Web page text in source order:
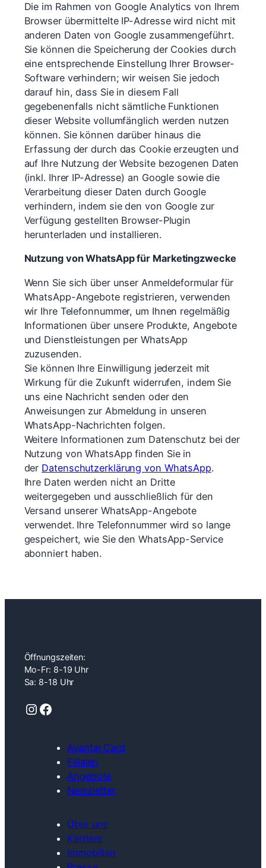
Die im Rahmen von Google Analytics von Ihrem
Browser übermittelte IP-Adresse wird nicht mit
anderen Daten von Google zusammengeführt.
Sie können die Speicherung der Cookies durch
eine entsprechende Einstellung Ihrer Browser-
Software verhindern; wir weisen Sie jedoch
darauf hin, dass Sie in diesem Fall
gegebenenfalls nicht sämtliche Funktionen
dieser Website vollumfänglich werden nutzen
können. Sie können darüber hinaus die
Erfassung der durch das Cookie erzeugten und
auf Ihre Nutzung der Website bezogenen Daten
(inkl. Ihrer IP-Adresse) an Google sowie die
Verarbeitung dieser Daten durch Google
verhindern, indem sie den von Google zur
Verfügung gestellten Browser-Plugin
herunterladen und installieren.
Nutzung von WhatsApp für Marketingzwecke
Wenn Sie sich über unser Anmeldeformular für
WhatsApp-Angebote registrieren, verwenden
wir Ihre Telefonnummer, um Ihnen regelmäßig
Informationen über unsere Produkte, Angebote
und Dienstleistungen per WhatsApp
zuzusenden.
Sie können Ihre Einwilligung jederzeit mit
Wirkung für die Zukunft widerrufen, indem Sie
uns eine Nachricht senden oder den
Anweisungen zur Abmeldung in unseren
WhatsApp-Nachrichten folgen.
Weitere Informationen zum Datenschutz bei der
Nutzung von WhatsApp finden Sie in
der Datenschutzerklärung von WhatsApp.
Ihre Daten werden nicht an Dritte
weitergegeben und ausschließlich für den
Versand unserer WhatsApp-Angebote
verwendet. Ihre Telefonnummer wird so lange
gespeichert, wie Sie den WhatsApp-Service
abonniert haben.
Öffnungszeiten:
Mo-Fr: 8-19 Uhr
Sa: 8-18 Uhr
Instagram Facebook
Avantaj Card
Filialen
Angebote
Newsletter
Über uns
Karriere
Immobilien